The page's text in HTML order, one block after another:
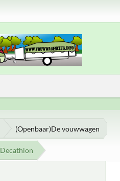
(Openbaar)De vouwwagen
Decathlon